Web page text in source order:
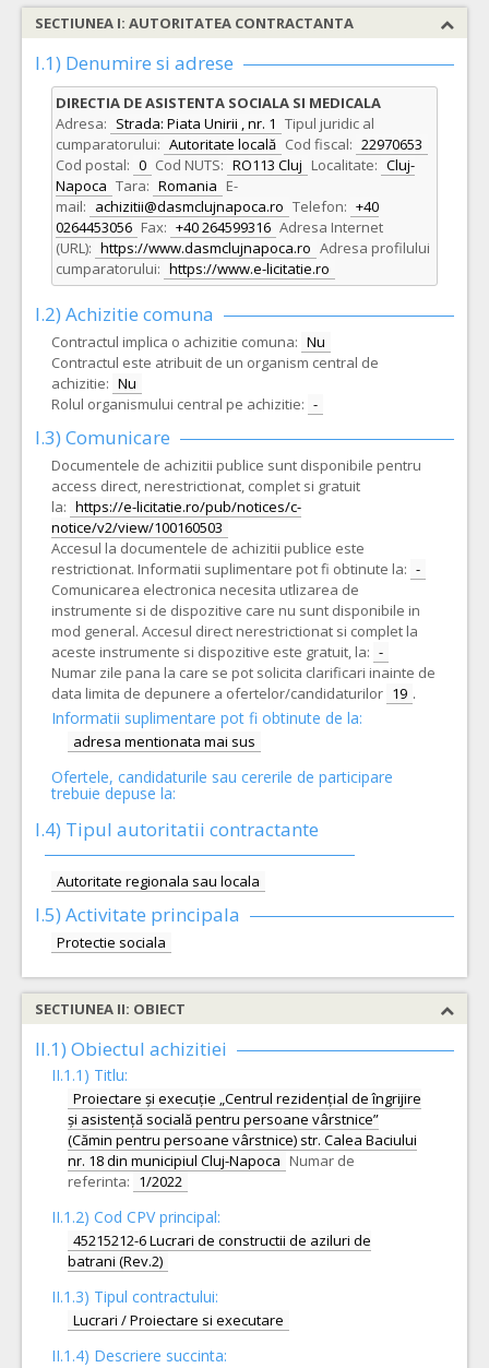
SECTIUNEA I: AUTORITATEA CONTRACTANTA
I.1) Denumire si adrese
DIRECTIA DE ASISTENTA SOCIALA SI MEDICALA
Adresa: Strada: Piata Unirii , nr. 1 Tipul juridic al
cumparatorului: Autoritate locală Cod fiscal: 22970653
Cod postal: 0 Cod NUTS: RO113 Cluj Localitate: Cluj-
Napoca Tara: Romania E-
mail: achizitii@dasmclujnapoca.ro Telefon: +40
0264453056 Fax: +40 264599316 Adresa Internet
(URL): https://www.dasmclujnapoca.ro Adresa profilului
cumparatorului: https://www.e-licitatie.ro
I.2) Achizitie comuna
Contractul implica o achizitie comuna: Nu
Contractul este atribuit de un organism central de
achizitie: Nu
Rolul organismului central pe achizitie: -
I.3) Comunicare
Documentele de achizitii publice sunt disponibile pentru
access direct, nerestrictionat, complet si gratuit
la: https://e-licitatie.ro/pub/notices/c-
notice/v2/view/100160503
Accesul la documentele de achizitii publice este
restrictionat. Informatii suplimentare pot fi obtinute la: -
Comunicarea electronica necesita utlizarea de
instrumente si de dispozitive care nu sunt disponibile in
mod general. Accesul direct nerestrictionat si complet la
aceste instrumente si dispozitive este gratuit, la: -
Numar zile pana la care se pot solicita clarificari inainte de
data limita de depunere a ofertelor/candidaturilor 19 .
Informatii suplimentare pot fi obtinute de la:
adresa mentionata mai sus
Ofertele, candidaturile sau cererile de participare
trebuie depuse la:
I.4) Tipul autoritatii contractante
Autoritate regionala sau locala
I.5) Activitate principala
Protectie sociala
SECTIUNEA II: OBIECT
II.1) Obiectul achizitiei
II.1.1) Titlu:
Proiectare și execuție „Centrul rezidențial de îngrijire
și asistență socială pentru persoane vârstnice”
(Cămin pentru persoane vârstnice) str. Calea Baciului
nr. 18 din municipiul Cluj-Napoca Numar de
referinta: 1/2022
II.1.2) Cod CPV principal:
45215212-6 Lucrari de constructii de aziluri de
batrani (Rev.2)
II.1.3) Tipul contractului:
Lucrari / Proiectare si executare
II.1.4) Descriere succinta: